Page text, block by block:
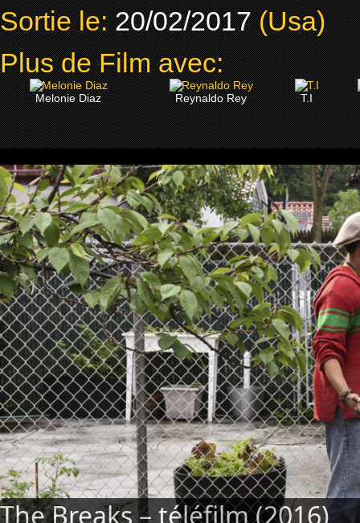
Sortie le: 20/02/2017 (Usa)
Plus de Film avec:
Melonie Diaz Reynaldo Rey T.I
The Breaks - téléfilm (2016)